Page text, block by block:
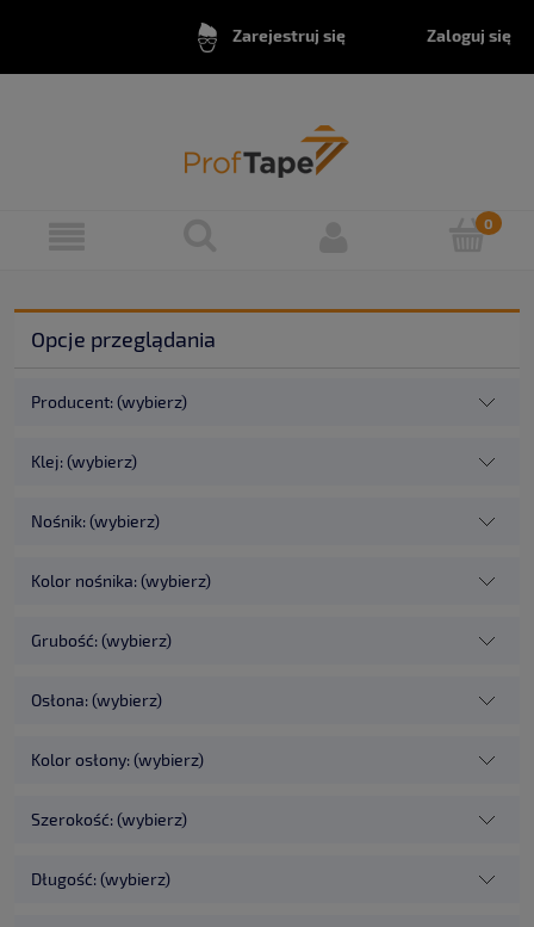
Zarejestruj się Zaloguj się
Opcje przeglądania
Producent: (wybierz)
Klej: (wybierz)
Nośnik: (wybierz)
Kolor nośnika: (wybierz)
Grubość: (wybierz)
Osłona: (wybierz)
Kolor osłony: (wybierz)
Szerokość: (wybierz)
Długość: (wybierz)